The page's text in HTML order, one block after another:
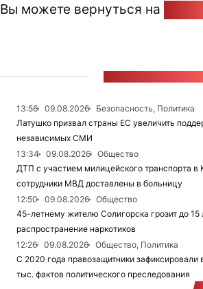
Вы можете вернуться на
13:56 09.08.2026
Безопасность, Политика
Латушко призвал страны ЕС увеличить
независимых СМИ
13:34
09.08.2026
Общество
ДТП с участием милицейского транспорта
сотрудники МВД доставлены в больницу
12:50
09.08.2026
Общество
45-летнему жителю Солигорска грозит до 15
распространение наркотиков
12:26
09.08.2026
Общество, Политика
С 2020 года правозащитники зафиксировали
тыс. фактов политического преследования